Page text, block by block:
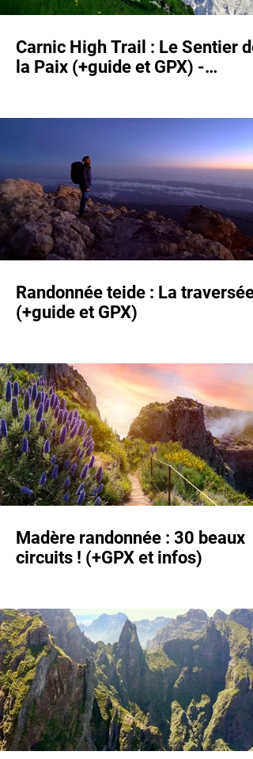
Carnic High Trail : Le Sentier de
la Paix (+guide et GPX) -
Randonnée teide : La traversée
(+guide et GPX)
Madère randonnée : 30 beaux
circuits ! (+GPX et infos)